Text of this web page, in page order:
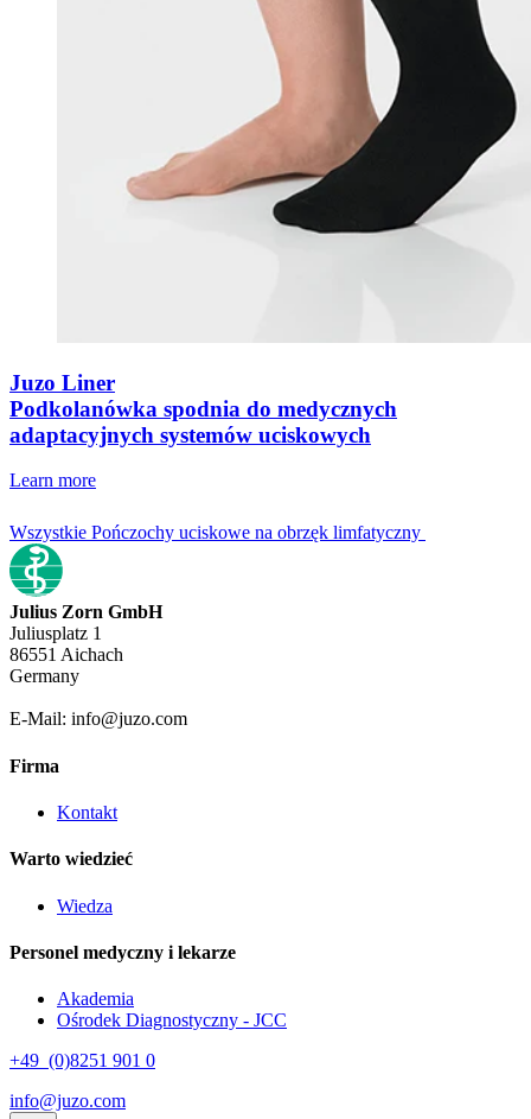
Juzo Liner
Podkolanówka spodnia do medycznych
adaptacyjnych systemów uciskowych
Learn more
Wszystkie Pończochy uciskowe na obrzęk limfatyczny
Julius Zorn GmbH
Juliusplatz 1
86551 Aichach
Germany
E-Mail: info@juzo.com
Firma
Kontakt
Warto wiedzieć
Wiedza
Personel medyczny i lekarze
Akademia
Ośrodek Diagnostyczny - JCC
+49 (0)8251 901 0
info@juzo.com